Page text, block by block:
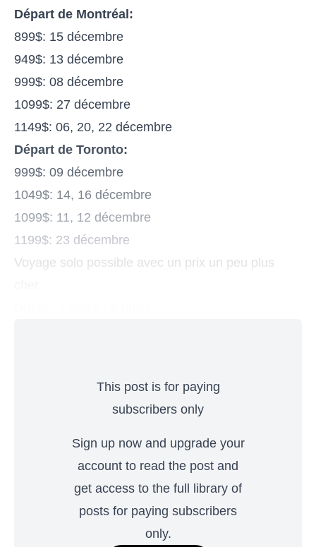
Départ de Montréal:
899$: 15 décembre
949$: 13 décembre
999$: 08 décembre
1099$: 27 décembre
1149$: 06, 20, 22 décembre
Départ de Toronto:
999$: 09 décembre
1049$: 14, 16 décembre
1099$: 11, 12 décembre
1199$: 23 décembre
Voyage solo possible avec un prix un peu plus
This post is for paying
subscribers only
Sign up now and upgrade your
account to read the post and
get access to the full library of
posts for paying subscribers
only.